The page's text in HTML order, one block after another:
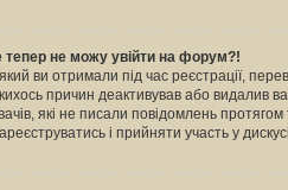
не можу увійти на форум?!
ви отримали під час реєстрації,
причин деактивував або видалив
які не писали повідомлень
і прийняти участь у